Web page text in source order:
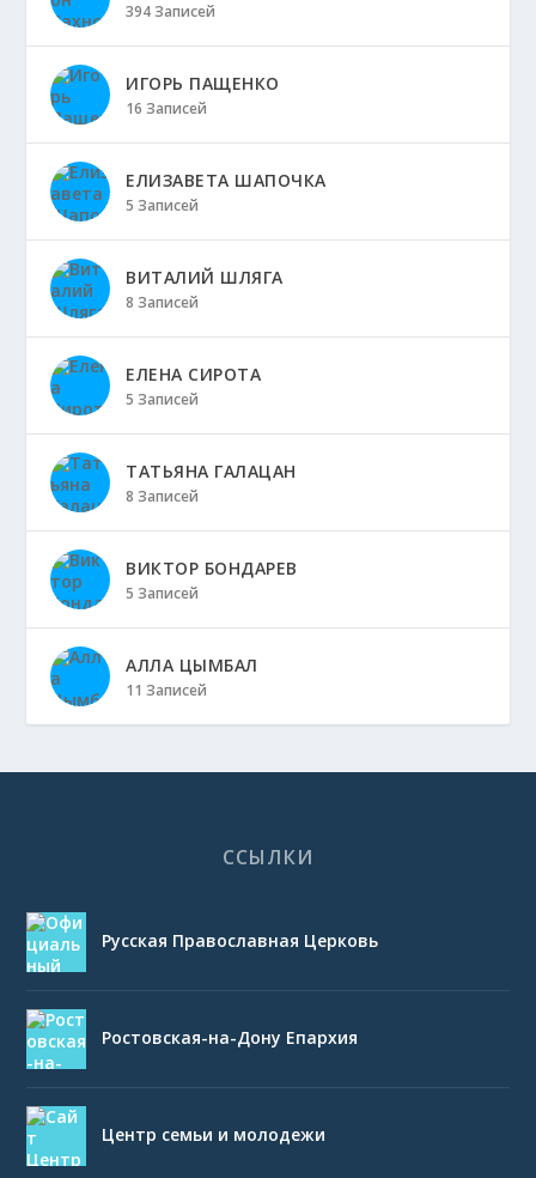
394 Записей
ИГОРЬ ПАЩЕНКО
16 Записей
ЕЛИЗАВЕТА ШАПОЧКА
5 Записей
ВИТАЛИЙ ШЛЯГА
8 Записей
ЕЛЕНА СИРОТА
5 Записей
ТАТЬЯНА ГАЛАЦАН
8 Записей
ВИКТОР БОНДАРЕВ
5 Записей
АЛЛА ЦЫМБАЛ
11 Записей
ССЫЛКИ
Русская Православная Церковь
Ростовская-на-Дону Епархия
Центр семьи и молодежи